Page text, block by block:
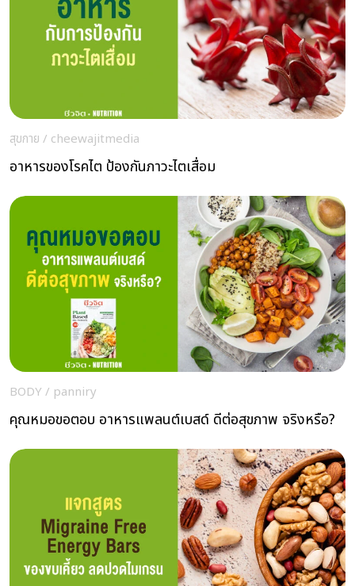
สุขกาย / cheewajitmedia
อาหารของโรคไต ป้องกันภาวะไตเสื่อม
BODY / panniry
คุณหมอขอตอบ อาหารแพลนต์เบสด์ ดีต่อสุขภาพ จริงหรือ?